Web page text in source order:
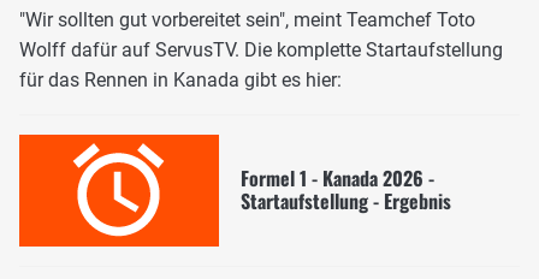
"Wir sollten gut vorbereitet sein", meint Teamchef Toto
Wolff dafür auf ServusTV. Die komplette Startaufstellung
für das Rennen in Kanada gibt es hier:
Formel 1 - Kanada 2026 -
Startaufstellung - Ergebnis